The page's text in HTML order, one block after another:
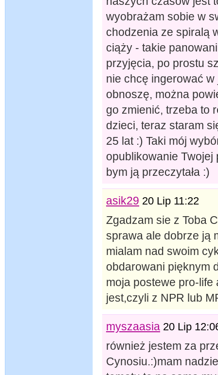
wyobrażam sobie w
chodzenia ze spiralą
ciąży - takie
przyjęcia, po prostu
nie chcę ingerować w
obnoszę, można
go zmienić, trzeba to
dzieci, teraz staram
25 lat :) Taki mój
opublikowanie
bym ją przeczytała :)
asik29 20 Lip 11:22
Zgadzam sie z Toba
sprawa ale dobrze ją
mialam nad swoim
obdarowani pięknym
moja postewe pro-
jest,czyli z NPR lub
myszaasia 20 Lip
również jestem za
Cynosiu.:)mam